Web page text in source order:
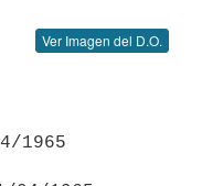
Ver Imagen del D.O.
1965